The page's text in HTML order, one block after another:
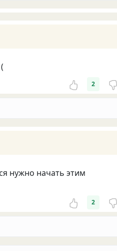
2
нужно начать этим
2